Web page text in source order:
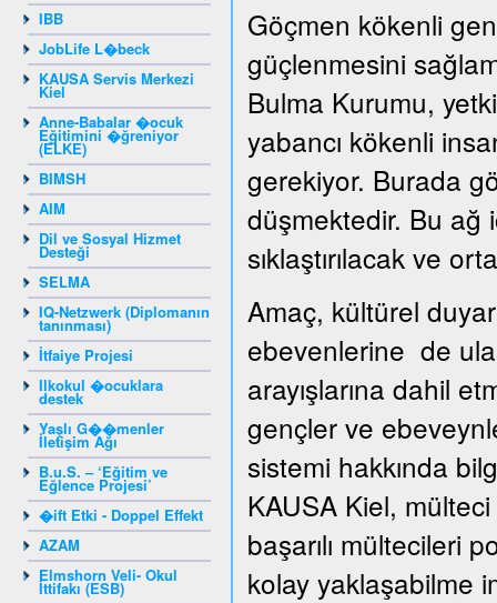
IBB
JobLife L�beck
KAUSA Servis Merkezi
Kiel
Anne-Babalar �ocuk
Eğitimini �ğreniyor
(ELKE)
BIMSH
AIM
Dil ve Sosyal Hizmet
Desteği
SELMA
IQ-Netzwerk (Diplomanın
tanınması)
İtfaiye Projesi
Ilkokul �ocuklara
destek
Yaşlı G��menler
İletişim Ağı
B.u.S. – ‘Eğitim ve
Eğlence Projesi’
�ift Etki - Doppel Effekt
AZAM
Elmshorn Veli- Okul
İttifakı (ESB)
Göçmen kökenli
güçlenmesini
Bulma Kurumu,
yabancı kökenli
gerekiyor. Burada
düşmektedir. Bu ağ
sıklaştırılacak ve
Amaç, kültürel
ebevenlerine de
arayışlarına dahil
gençler ve
sistemi hakkında
KAUSA Kiel,
başarılı mültecileri
kolay yaklaşabilme